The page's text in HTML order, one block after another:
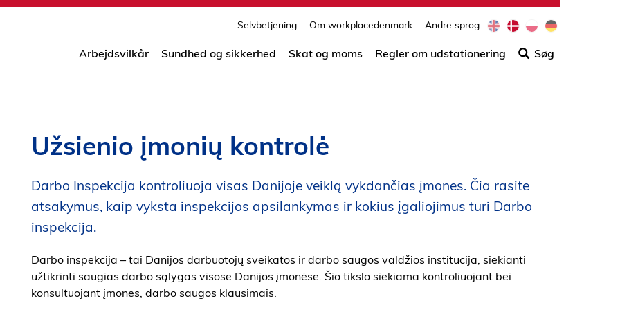
Selvbetjening Om workplacedenmark Andre sprog
e
n
a
l
d
e
Arbejdsvilkår Sundhed og sikkerhed Skat og moms Regler om udstationering Søg
Užsienio įmonių kontrolė
Darbo Inspekcija kontroliuoja visas Danijoje veiklą vykdančias įmones. Čia rasite
atsakymus, kaip vyksta inspekcijos apsilankymas ir kokius įgaliojimus turi Darbo
inspekcija.
Darbo inspekcija – tai Danijos darbuotojų sveikatos ir darbo saugos valdžios institucija, siekianti
užtikrinti saugias darbo sąlygas visose Danijos įmonėse. Šio tikslo siekiama kontroliuojant bei
konsultuojant įmones, darbo saugos klausimais.